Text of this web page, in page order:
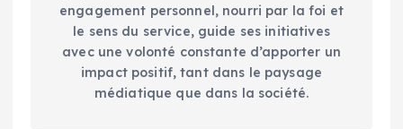
engagement personnel, nourri par la foi et
le sens du service, guide ses initiatives
avec une volonté constante d’apporter un
impact positif, tant dans le paysage
médiatique que dans la société.